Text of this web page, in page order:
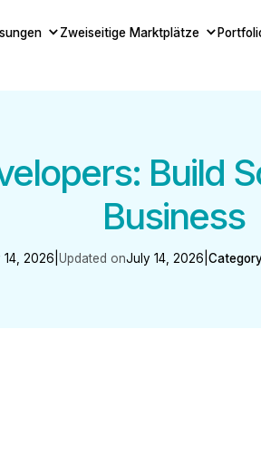
Zweiseitige Marktplätze
Build
Business
14, 2026 Updated onJuly 14, 2026